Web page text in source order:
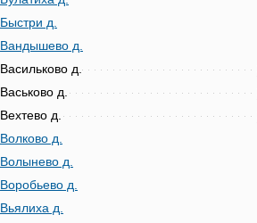
Быстри д.
Вандышево д.
Васильково д.
Васьково д.
Вехтево д.
Волково д.
Волынево д.
Воробьево д.
Вьялиха д.